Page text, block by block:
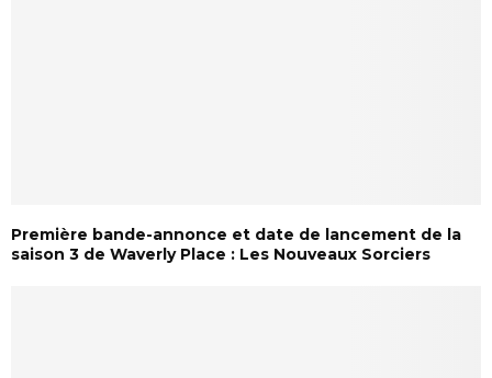
Première bande-annonce et date de lancement de la
saison 3 de Waverly Place : Les Nouveaux Sorciers